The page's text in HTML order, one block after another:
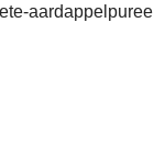
aardappelpuree